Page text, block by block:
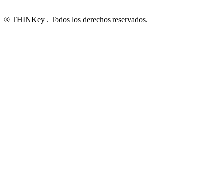
® THINKey . Todos los derechos reservados.